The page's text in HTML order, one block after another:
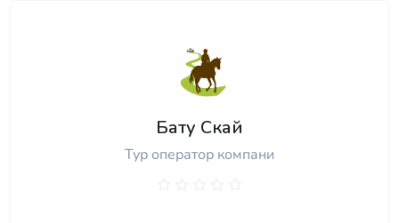
Бату Скай
Тур оператор компани